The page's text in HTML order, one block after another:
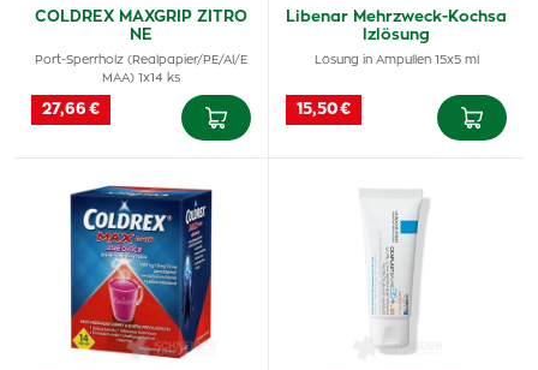
COLDREX MAXGRIP ZITRO
NE
Port-Sperrholz (Realpapier/PE/Al/E
MAA) 1x14 ks
27,66 €
Libenar Mehrzweck-Kochsa
lzlösung
Lösung in Ampullen 15x5 ml
15,50 €